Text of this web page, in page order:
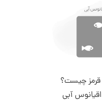
قرمز چیست؟
آبی